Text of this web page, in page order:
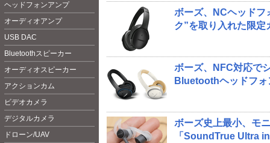
ボーズ、NCヘッドフ
ク”を取り入れた限定
ボーズ、NFC対応で
Bluetoothヘッドフォ
ボーズ史上最小、モ
「SoundTrue Ultra
ヘッドフォンアンプ
オーディオアンプ
USB DAC
Bluetoothスピーカー
オーディオスピーカー
アクションカム
ビデオカメラ
デジタルカメラ
ドローン/UAV